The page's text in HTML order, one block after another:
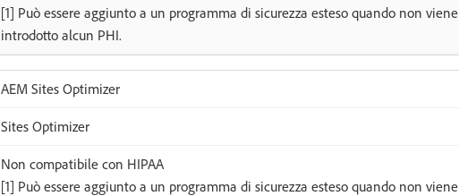
[1] Può essere aggiunto a un programma di sicurezza esteso quando non viene
introdotto alcun PHI.
AEM Sites Optimizer
Sites Optimizer
Non compatibile con HIPAA
[1] Può essere aggiunto a un programma di sicurezza esteso quando non viene